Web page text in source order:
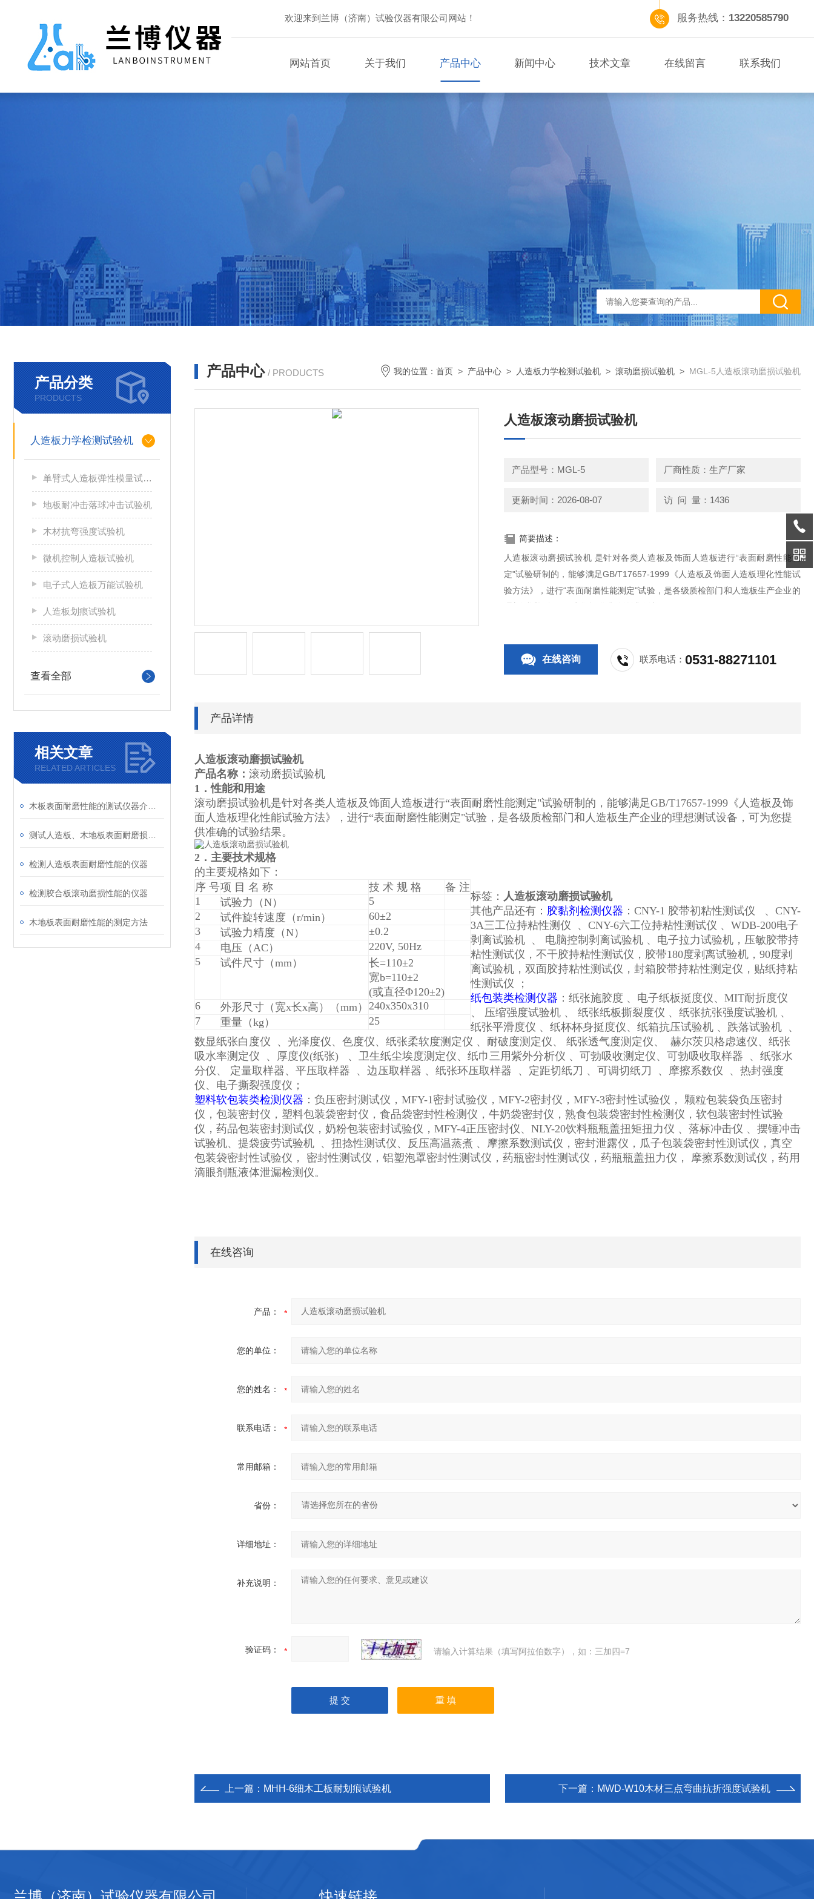
欢迎来到兰博（济南）试验仪器有限公司网站！ 服务热线： 13220585790
网站首页 关于我们 产品中心 新闻中心 技术文章 在线留言 联系我们
产品分类
PRODUCTS
人造板力学检测试验机
单臂式人造板弹性模量试验机
地板耐冲击落球冲击试验机
木材抗弯强度试验机
微机控制人造板试验机
电子式人造板万能试验机
人造板划痕试验机
滚动磨损试验机
查看全部
相关文章
RELATED ARTICLES
检测人造板表面耐磨性能的仪器
检测胶合板滚动磨损性能的仪器
木地板表面耐磨性能的测定方法
产品中心 / PRODUCTS 我的位置： 首页 > 产品中心 > 人造板力学检测试验机 > 滚动磨损试验机 > MGL-5人造板滚动磨损试验机
人造板滚动磨损试验机
产品型号：MGL-5 厂商性质：生产厂家
更新时间：2026-08-07 访 问 量：1436
简要描述：
人造板滚动磨损试验机 是针对各类人造板及饰面人造板进行“表面耐磨性能测
定"试验研制的，能够满足GB/T17657-1999《人造板及饰面人造板理化性能试
验方法》，进行“表面耐磨性能测定"试验，是各级质检部门和人造板生产企业的
理想测试设备，可为您提供准确的试验结果。
在线咨询 联系电话：0531-88271101
产品详情
人造板滚动磨损试验机
产品名称： 滚动磨损试验机
1．性能和用途
滚动磨损试验机是针对各类人造板及饰面人造板进行“表面耐磨性能测定"试验研制的，能够满足GB/T17657-1999《人造板及饰
面人造板理化性能试验方法》，进行“表面耐磨性能测定"试验，是各级质检部门和人造板生产企业的理想测试设备，可为您提
供准确的试验结果。
2．主要技术规格
的主要规格如下：
序 号项 目 名 称 技 术 规 格
备 注
1
试验力（N）
5
2
试件旋转速度（r/min）
60±2
3
试验力精度（N）
±0.2
4
电压（AC）
220V, 50Hz
5
试件尺寸（mm）
长=110±2
宽b=110±2
(或直径Φ120±2)
6
外形尺寸（宽x长x高）（mm） 240x350x310
7
重量（kg） 25
标签： 人造板滚动磨损试验机
其他产品还有： 胶黏剂检测仪器 ：CNY-1 胶带初粘性测试仪 、CNY-
3A三工位持粘性测仪 、CNY-6六工位持粘性测试仪 、WDB-200电子
剥离试验机 、 电脑控制剥离试验机 、电子拉力试验机，压敏胶带持
粘性测试仪，不干胶持粘性测试仪，胶带180度剥离试验机，90度剥
离试验机，双面胶持粘性测试仪，封箱胶带持粘性测定仪，贴纸持粘
性测试仪 ；
纸包装类检测仪器 ：纸张施胶度 、电子纸板挺度仪、MIT耐折度仪
、 压缩强度试验机 、 纸张纸板撕裂度仪 、纸张抗张强度试验机 、
纸张平滑度仪 、纸杯杯身挺度仪、纸箱抗压试验机 、跌落试验机 、
数显纸张白度仪 、光泽度仪、色度仪、纸张柔软度测定仪 、耐破度测定仪、 纸张透气度测定仪、 赫尔茨贝格虑速仪、纸张
吸水率测定仪 、厚度仪(纸张) 、卫生纸尘埃度测定仪、纸巾三用紫外分析仪 、可勃吸收测定仪、可勃吸收取样器 、纸张水
分仪、 定量取样器、平压取样器 、边压取样器 、纸张环压取样器 、定距切纸刀 、可调切纸刀 、摩擦系数仪 、热封强度
仪、电子撕裂强度仪；
塑料软包装类检测仪器 ：负压密封测试仪，MFY-1密封试验仪，MFY-2密封仪，MFY-3密封性试验仪， 颗粒包装袋负压密封
仪，包装密封仪，塑料包装袋密封仪，食品袋密封性检测仪，牛奶袋密封仪，熟食包装袋密封性检测仪，软包装密封性试验
仪，药品包装密封测试仪，奶粉包装密封试验仪，MFY-4正压密封仪、NLY-20饮料瓶瓶盖扭矩扭力仪 、落标冲击仪 、摆锤冲击
试验机、提袋疲劳试验机 、扭捻性测试仪、反压高温蒸煮 、摩擦系数测试仪，密封泄露仪，瓜子包装袋密封性测试仪，真空
包装袋密封性试验仪， 密封性测试仪，铝塑泡罩密封性测试仪，药瓶密封性测试仪，药瓶瓶盖扭力仪， 摩擦系数测试仪，药用
滴眼剂瓶液体泄漏检测仪。
在线咨询
产品：
您的单位：
您的姓名：
联系电话：
常用邮箱：
省份：
详细地址：
补充说明：
验证码： 请输入计算结果（填写阿拉伯数字），如：三加四=7
上一篇： MHH-6细木工板耐划痕试验机 下一篇： MWD-W10木材三点弯曲抗折强度试验机